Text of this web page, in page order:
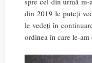
din 2019 le puteți
le vedeți în
ordinea în care le-am